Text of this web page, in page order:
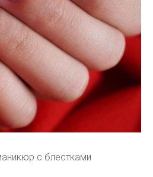
с блестками